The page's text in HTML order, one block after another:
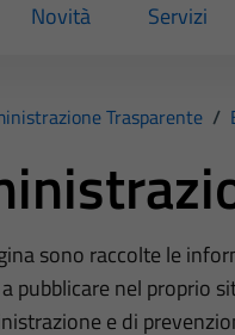
Novità Servizi
Trasparente /
sono raccolte le
pubblicare nel proprio
e di